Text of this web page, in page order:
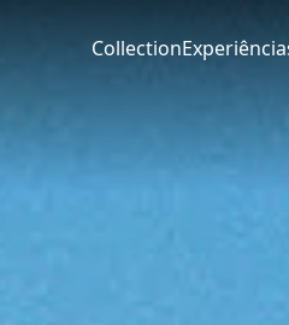
Collection